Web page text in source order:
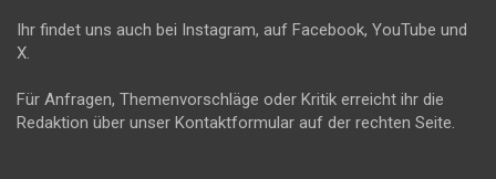
Ihr findet uns auch bei Instagram, auf Facebook, YouTube und
X.
Für Anfragen, Themenvorschläge oder Kritik erreicht ihr die
Redaktion über unser Kontaktformular auf der rechten Seite.